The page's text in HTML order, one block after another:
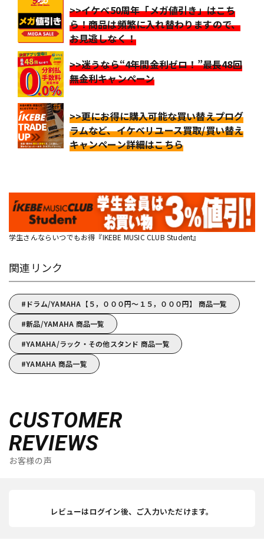
>>イケベ50周年「メガ値引き」はこち
ら！商品は頻繁に入れ替わりますので、
お見逃しなく！
>>迷うなら“4年間金利ゼロ！”最長48回
無金利キャンペーン
>>更にお得に購入可能な買い替えプログ
ラムなど、イケベリユース買取/買い替え
キャンペーン詳細はこちら
学生さんならいつでもお得『IKEBE MUSIC CLUB Student』
関連リンク
ドラム/YAMAHA【５，０００円～１５，０００円】 商品一覧
新品/YAMAHA 商品一覧
YAMAHA/ラック・その他スタンド 商品一覧
YAMAHA 商品一覧
CUSTOMER
REVIEWS
お客様の声
レビューはログイン後、ご入力いただけます。